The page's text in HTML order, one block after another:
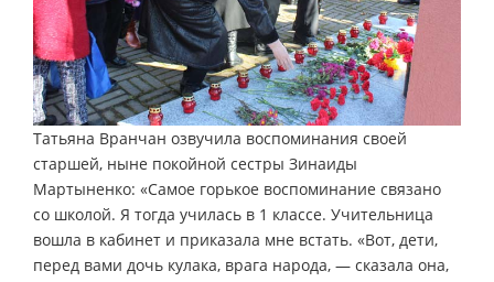
Татьяна Вранчан озвучила воспоминания своей
старшей, ныне покойной сестры Зинаиды
Мартыненко: «Самое горькое воспоминание связано
со школой. Я тогда училась в 1 классе. Учительница
вошла в кабинет и приказала мне встать. «Вот, дети,
перед вами дочь кулака, врага народа, — сказала она,